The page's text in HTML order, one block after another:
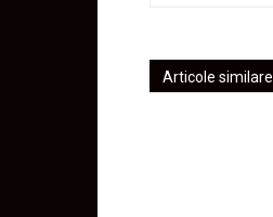
Articole similare